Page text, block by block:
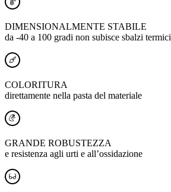
DIMENSIONALMENTE STABILE
da -40 a 100 gradi non subisce sbalzi termici
COLORITURA
direttamente nella pasta del materiale
GRANDE ROBUSTEZZA
e resistenza agli urti e all’ossidazione